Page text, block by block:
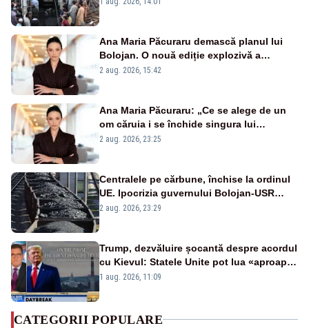
Ana Maria Păcuraru demască planul lui
Bolojan. O nouă ediție explozivă a
emisiunii „Miza Zilei” la Realitatea PLUS
2 aug. 2026, 15:42
Ana Maria Păcuraru: „Ce se alege de un
om căruia i se închide singura lui
portiță?”
2 aug. 2026, 23:25
Centralele pe cărbune, închise la ordinul
UE. Ipocrizia guvernului Bolojan-USR
după starea de alertă
2 aug. 2026, 23:29
Trump, dezvăluire șocantă despre acordul
cu Kievul: Statele Unite pot lua «aproape
tot ce vor» din minele Ucrainei”
1 aug. 2026, 11:09
CATEGORII POPULARE